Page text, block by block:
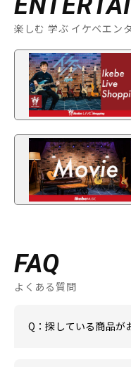
楽しむ 学ぶ イケベエン
FAQ
よくある質問
Q：探している商品が